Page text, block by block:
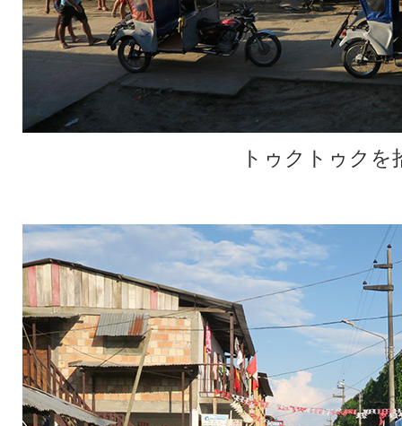
トゥクトゥクを